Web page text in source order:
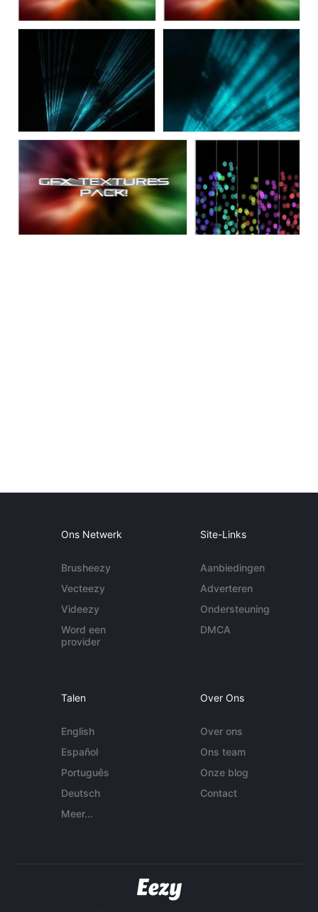
Ons Netwerk
Brusheezy
Vecteezy
Videezy
Word een
provider
Site-Links
Aanbiedingen
Adverteren
Ondersteuning
DMCA
Talen
English
Español
Português
Deutsch
Meer...
Over Ons
Over ons
Ons team
Onze blog
Contact